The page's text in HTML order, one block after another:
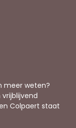
meer weten?
Colpaert staat